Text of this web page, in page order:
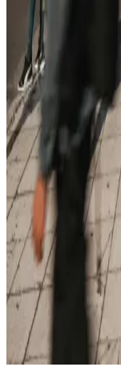
Casper Telefon
Dostu Seçenekler
Casper, uygun fiyatlı
Türkiye pazarında
çözünürlüklü
sunuyor.
Casper Via E30
Telefonları
Casper Via E30 ve
performans, kamera
Hangi telefon
MSI ve Casper
Uygun?
MSI yüksek
günlük kullanım
ihtiyaçlarınıza